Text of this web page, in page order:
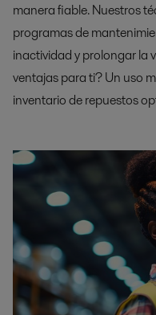
manera fiable. Nuestros
programas de
inactividad y prolongar la
ventajas para ti? Un uso
inventario de repuestos